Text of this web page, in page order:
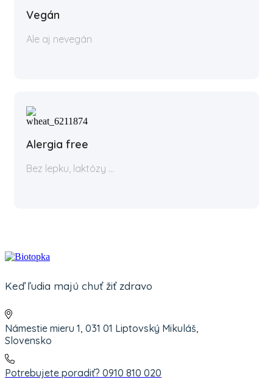
Vegán
Ale aj nevegán
Alergia free
Bez lepku, laktózy ...
Keď ľudia majú chuť žiť zdravo
Námestie mieru 1, 031 01 Liptovský Mikuláš,
Slovensko
Potrebujete poradiť? 0910 810 020